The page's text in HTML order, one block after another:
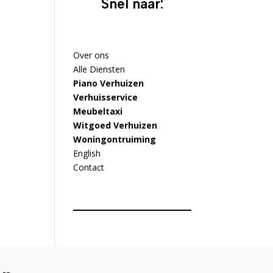
Snel naar:
Over ons
Alle Diensten
Piano Verhuizen
Verhuisservice
Meubeltaxi
Witgoed Verhuizen
Woningontruiming
English
Contact